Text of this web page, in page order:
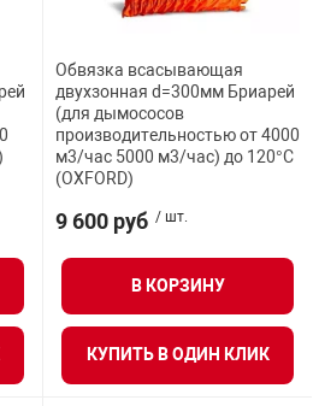
Прочее
Пульты
Термошкафы
Торговые весы
Шлагбаумы
Электронные
Оборудования
Оборудования
Огнетушители
Рукава
Сигнально-
приборы
Оповещатели
Посты
Приборы
напряжением
износу
Обвязка всасывающая
двухзонная d=300мм Бриарей
(для дымососов
производительностью от 4000
м3/час 5000 м3/час) до 120°С
(OXFORD)
9 600 руб / шт.
В КОРЗИНУ
КУПИТЬ В ОДИН КЛИК